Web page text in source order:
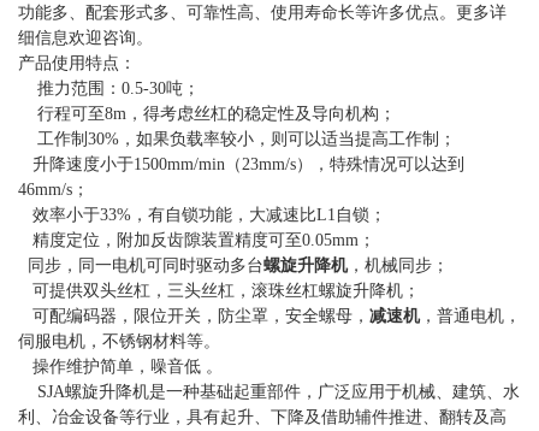
功能多、配套形式多、可靠性高、使用寿命长等许多优点。更多详
细信息欢迎咨询。
产品使用特点：
推力范围：0.5-30吨；
行程可至8m，得考虑丝杠的稳定性及导向机构；
工作制30%，如果负载率较小，则可以适当提高工作制；
升降速度小于1500mm/min（23mm/s），特殊情况可以达到
46mm/s；
效率小于33%，有自锁功能，大减速比L1自锁；
精度定位，附加反齿隙装置精度可至0.05mm；
同步，同一电机可同时驱动多台螺旋升降机，机械同步；
可提供双头丝杠，三头丝杠，滚珠丝杠螺旋升降机；
可配编码器，限位开关，防尘罩，安全螺母， 减速机，普通电机，
伺服电机，不锈钢材料等。
操作维护简单，噪音低 。
SJA螺旋升降机是一种基础起重部件，广泛应用于机械、建筑、水
利、冶金设备等行业，具有起升、下降及借助辅件推进、翻转及高